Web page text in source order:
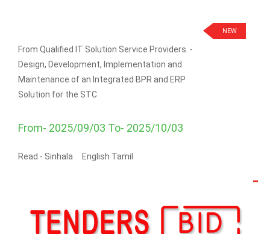
NEW
From Qualified IT Solution Service Providers. -
Design, Development, Implementation and
Maintenance of an Integrated BPR and ERP
Solution for the STC
From- 2025/09/03 To- 2025/10/03
Read - Sinhala English Tamil